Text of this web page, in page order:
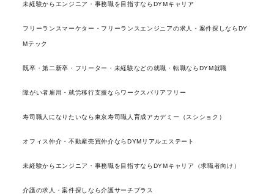
未経験からエンジニア・事務職を目指すならDYMキャリア
フリーランスマーケター・フリーランスエンジニアの求人・案件探しならDY
Mテック
既卒・第二新卒・フリーター・未経験などの就職・転職ならDYM就職
障がい者雇用・就労移行支援ならワークスバリアフリー
寿司職人になりたいなら東京寿司職人育成アカデミー（スシショク）
オフィス仲介・不動産売買仲介ならDYMリアルエステート
未経験からエンジニア・事務職を目指すならDYMキャリア（求職者向け）
介護の求人・案件探しなら介護サーチプラス